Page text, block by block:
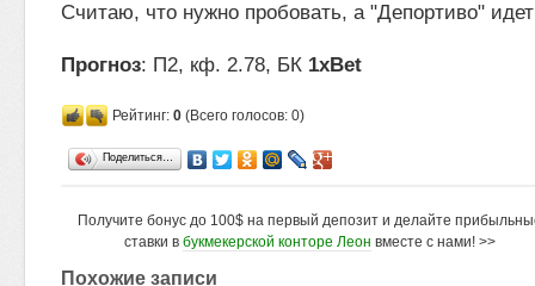
Считаю, что нужно пробовать, а "Депортиво"
Прогноз: П2, кф. 2.78, БК 1xBet
Рейтинг: 0 (Всего голосов: 0)
Поделиться…
Получите бонус до 100$ на первый депозит и делайте
ставки в букмекерской конторе Леон вместе с нами! >>
Похожие записи